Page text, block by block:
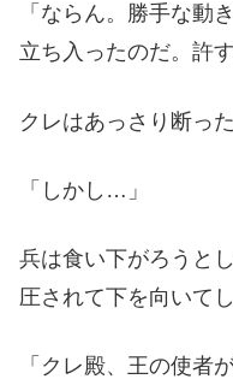
「ならん。勝手な動
立ち入ったのだ。許
クレはあっさり断った
「しかし…」
兵は食い下がろうと
圧されて下を向いて
「クレ殿、王の使者